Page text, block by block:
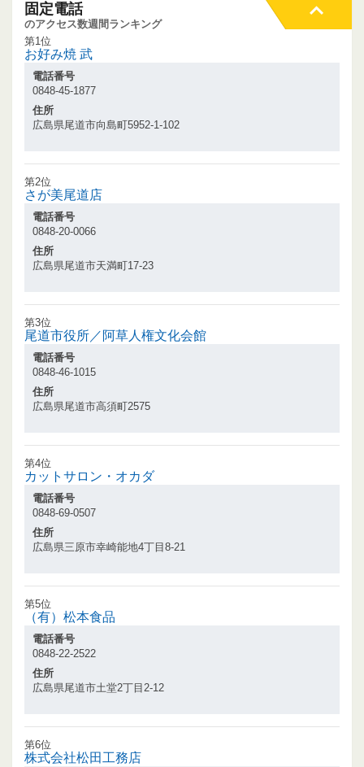
固定電話
のアクセス数週間ランキング
第1位
お好み焼 武
電話番号
0848-45-1877
住所
広島県尾道市向島町5952-1-102
第2位
さが美尾道店
電話番号
0848-20-0066
住所
広島県尾道市天満町17-23
第3位
尾道市役所／阿草人権文化会館
電話番号
0848-46-1015
住所
広島県尾道市高須町2575
第4位
カットサロン・オカダ
電話番号
0848-69-0507
住所
広島県三原市幸崎能地4丁目8-21
第5位
（有）松本食品
電話番号
0848-22-2522
住所
広島県尾道市土堂2丁目2-12
第6位
株式会社松田工務店